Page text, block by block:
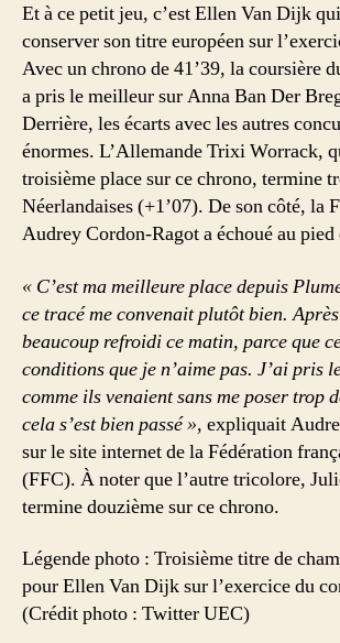
Et à ce petit jeu, c’est Ellen Van Dijk
conserver son titre européen sur
Avec un chrono de 41’39, la coursière
a pris le meilleur sur Anna Ban Der
Derrière, les écarts avec les autres
énormes. L’Allemande Trixi Worrack,
troisième place sur ce chrono, termine
Néerlandaises (+1’07). De son côté, la
Audrey Cordon-Ragot a échoué au
« C’est ma meilleure place depuis
ce tracé me convenait plutôt bien.
beaucoup refroidi ce matin, parce que
conditions que je n’aime pas. J’ai pris
comme ils venaient sans me poser trop
cela s’est bien passé », expliquait
sur le site internet de la Fédération
(FFC). À noter que l’autre tricolore,
termine douzième sur ce chrono.
Légende photo : Troisième titre de
pour Ellen Van Dijk sur l’exercice du
(Crédit photo : Twitter UEC)